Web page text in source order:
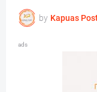
by Kapuas
ads